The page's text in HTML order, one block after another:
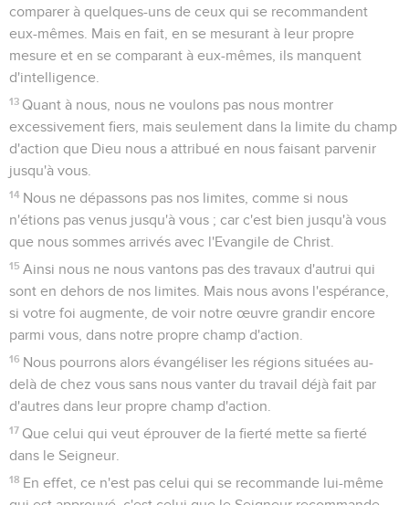
comparer à quelques-uns de ceux qui se recommandent
eux-mêmes. Mais en fait, en se mesurant à leur propre
mesure et en se comparant à eux-mêmes, ils manquent
d'intelligence.
13 Quant à nous, nous ne voulons pas nous montrer
excessivement fiers, mais seulement dans la limite du champ
d'action que Dieu nous a attribué en nous faisant parvenir
jusqu'à vous.
14 Nous ne dépassons pas nos limites, comme si nous
n'étions pas venus jusqu'à vous ; car c'est bien jusqu'à vous
que nous sommes arrivés avec l'Evangile de Christ.
15 Ainsi nous ne nous vantons pas des travaux d'autrui qui
sont en dehors de nos limites. Mais nous avons l'espérance,
si votre foi augmente, de voir notre œuvre grandir encore
parmi vous, dans notre propre champ d'action.
16 Nous pourrons alors évangéliser les régions situées au-
delà de chez vous sans nous vanter du travail déjà fait par
d'autres dans leur propre champ d'action.
17 Que celui qui veut éprouver de la fierté mette sa fierté
dans le Seigneur.
18 En effet, ce n'est pas celui qui se recommande lui-même